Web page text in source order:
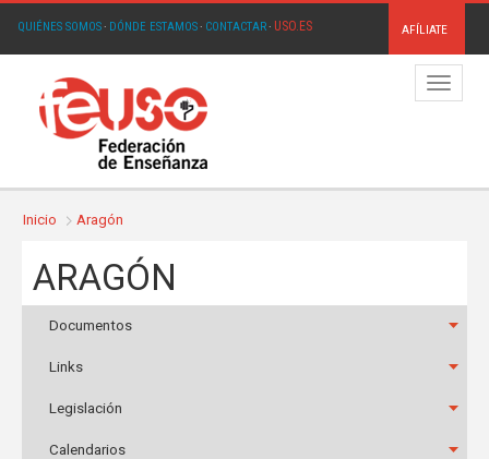
QUIÉNES SOMOS· DÓNDE ESTAMOS· CONTACTAR· USO.ES AFÍLIATE
Menú
Inicio Aragón
ARAGÓN
Documentos
Links
Legislación
Calendarios